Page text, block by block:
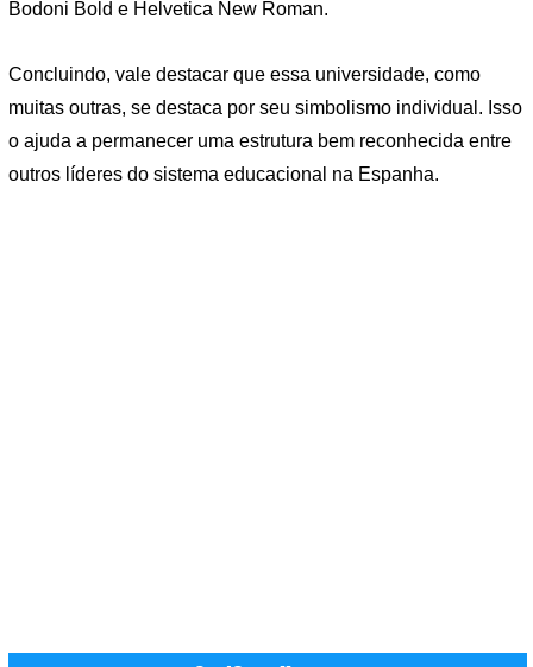
Bodoni Bold e Helvetica New Roman.
Concluindo, vale destacar que essa universidade, como
muitas outras, se destaca por seu simbolismo individual. Isso
o ajuda a permanecer uma estrutura bem reconhecida entre
outros líderes do sistema educacional na Espanha.